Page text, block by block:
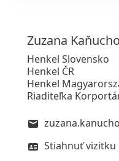
Zuzana
Henkel Slovensko
Henkel ČR
Henkel
Riaditeľka
Stiahnuť vizitku